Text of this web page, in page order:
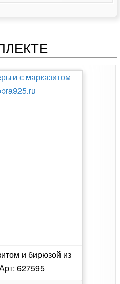
и бирюзой из
627595